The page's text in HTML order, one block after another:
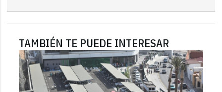
TAMBIÉN TE PUEDE INTERESAR